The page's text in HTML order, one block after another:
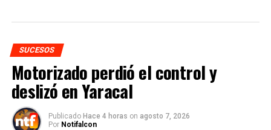
SUCESOS
Motorizado perdió el control y
deslizó en Yaracal
Publicado Hace 4 horas on agosto 7, 2026
Por Notifalcon